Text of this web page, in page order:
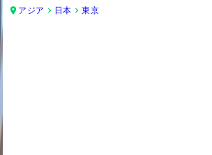
アジア
日本 東京